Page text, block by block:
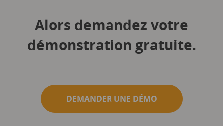
Alors demandez votre
démonstration gratuite.
DEMANDER UNE DÉMO